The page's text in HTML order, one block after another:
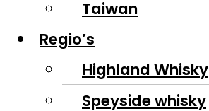
Taiwan
Regio’s
Highland Whisky
Speyside whisky